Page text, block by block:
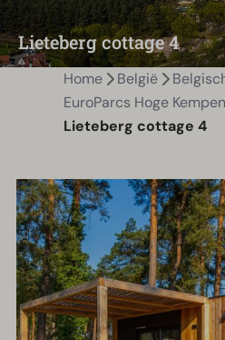
Lieteberg cottage 4
Home België
EuroParcs Hoge Kempen
Lieteberg cottage 4